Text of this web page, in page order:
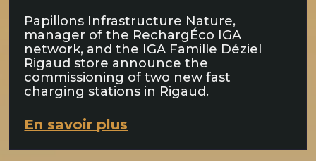
Papillons Infrastructure Nature,
manager of the RechargÉco IGA
network, and the IGA Famille Déziel
Rigaud store announce the
commissioning of two new fast
charging stations in Rigaud.
En savoir plus